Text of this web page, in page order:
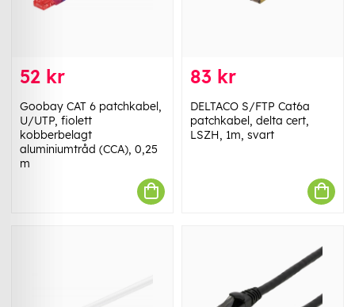
52 kr
Goobay CAT 6 patchkabel,
U/UTP, fiolett
kobberbelagt
aluminiumtråd (CCA), 0,25
m
83 kr
DELTACO S/FTP Cat6a
patchkabel, delta cert,
LSZH, 1m, svart